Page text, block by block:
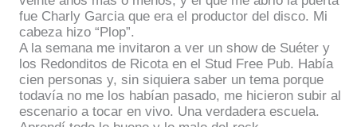
fue Charly Garcia que era el productor del disco. Mi
cabeza hizo “Plop”.
A la semana me invitaron a ver un show de Suéter y
los Redonditos de Ricota en el Stud Free Pub. Había
cien personas y, sin siquiera saber un tema porque
todavía no me los habían pasado, me hicieron subir al
escenario a tocar en vivo. Una verdadera escuela.